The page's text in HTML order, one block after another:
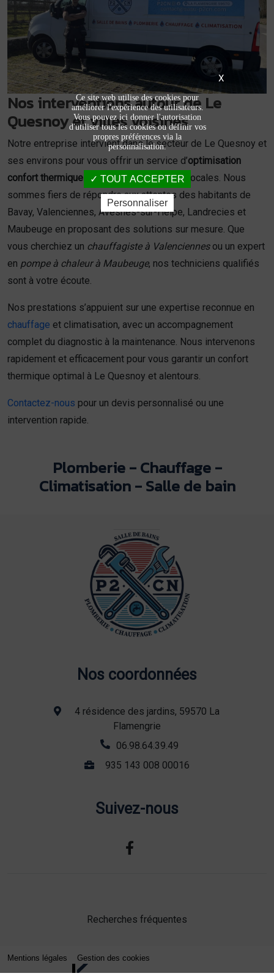
Nos interventions autour de Le
Quesnoy et villes voisines
Notre entreprise intervient dans le secteur de Le Quesnoy et
ses environs pour vous offrir un service d’optimisation
confort thermique adapté aux spécificités locales. Nous
sommes fiers de répondre aux attentes des habitants de
Bavay, Valenciennes, Avesnes-sur-Helpe, Landrecies et
Maubeuge en proposant des solutions sur mesure. Que
vous cherchiez un chauffagiste à Valenciennesou un expert
en pompe à chaleur à Maubeuge, nos techniciens qualifiés
sont à votre écoute.
Nos prestations s’appuient sur une expertise reconnue en
chauffage et climatisation, avec un accompagnement
complet du diagnostic à la maintenance. Nous intervenons
rapidement et efficacement pour vous garantir un confort
thermique optimal à Le Quesnoy et alentours.
Contactez-nous pour un devis personnalisé ou une
intervention rapide.
Plomberie - Chauffage -
Climatisation - Salle de bain
Nos coordonnées
4 résidence des jardins, 59570 La
Flamengrie
06.98.64.39.49
935 143 008 00016
Suivez-nous
Recherches fréquentes
Mentions légales Gestion des cookies
X
Ce site web utilise des cookies pour
améliorer l'expérience des utilisateurs.
Vous pouvez ici donner l'autorisation
d'utiliser tous les cookies ou définir vos
propres préférences via la
personnalisation.
TOUT ACCEPTER
Personnaliser